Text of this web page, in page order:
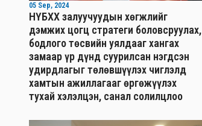
05 Sep, 2024
НҮБХХ залуучуудын хөгжлийг
дэмжих цогц стратеги боловсруулах,
бодлого төсвийн уялдааг хангах
замаар үр дүнд суурилсан нэгдсэн
удирдлагыг төлөвшүүлэх чиглэлд
хамтын ажиллагааг өргөжүүлэх
тухай хэлэлцэн, санал солилцлоо